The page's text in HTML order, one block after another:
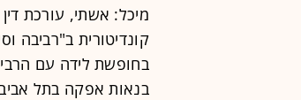
מיכל: אשתי, עורכת
קונדיטורית ב"רביבה
בחופשת לידה עם
בנאות אפקה בתל